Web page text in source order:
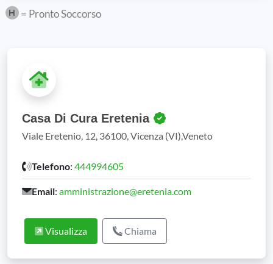
= Pronto Soccorso
Casa Di Cura Eretenia
Viale Eretenio, 12, 36100, Vicenza (VI),Veneto
Telefono: 444994605
Email: amministrazione@eretenia.com
Visualizza Chiama